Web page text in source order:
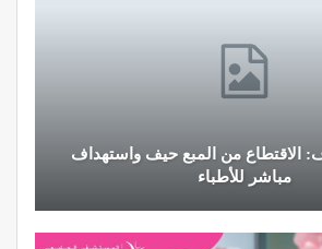
من المبع حيف واستهداف
مباشر للأطباء